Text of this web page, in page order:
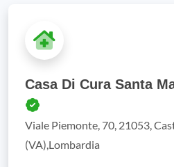
Casa Di Cura Santa
Viale Piemonte, 70, 21053,
(VA),Lombardia